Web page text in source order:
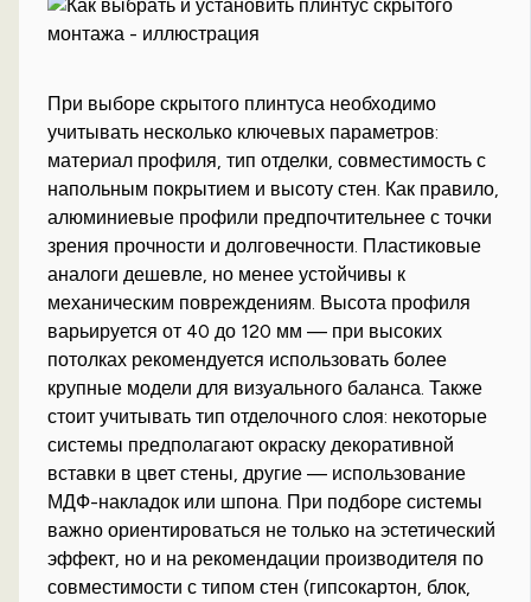
При выборе скрытого плинтуса необходимо
учитывать несколько ключевых параметров:
материал профиля, тип отделки, совместимость с
напольным покрытием и высоту стен. Как правило,
алюминиевые профили предпочтительнее с точки
зрения прочности и долговечности. Пластиковые
аналоги дешевле, но менее устойчивы к
механическим повреждениям. Высота профиля
варьируется от 40 до 120 мм — при высоких
потолках рекомендуется использовать более
крупные модели для визуального баланса. Также
стоит учитывать тип отделочного слоя: некоторые
системы предполагают окраску декоративной
вставки в цвет стены, другие — использование
МДФ-накладок или шпона. При подборе системы
важно ориентироваться не только на эстетический
эффект, но и на рекомендации производителя по
совместимости с типом стен (гипсокартон, блок,